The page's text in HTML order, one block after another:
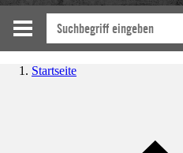
Startseite